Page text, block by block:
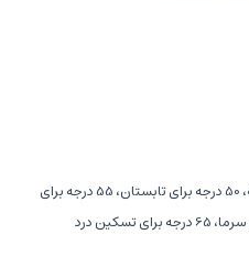
45 درجه برای استفاده روزانه، 50 درجه برای تابستان، 55 درجه برای